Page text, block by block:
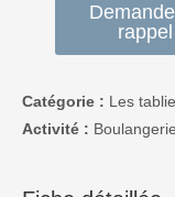
rappel
Catégorie : Les
Activité : Boulangerie